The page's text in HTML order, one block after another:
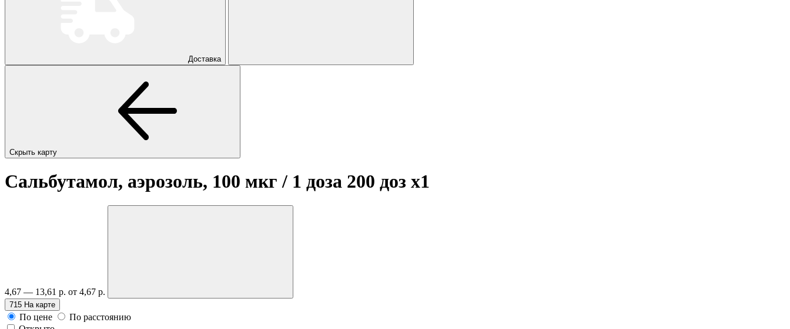
Доставка
Скрыть карту
Сальбутамол, аэрозоль, 100 мкг / 1 доза 200 доз x1
4,67 — 13,61 р. от 4,67 р.
715 На карте
По цене
По расстоянию